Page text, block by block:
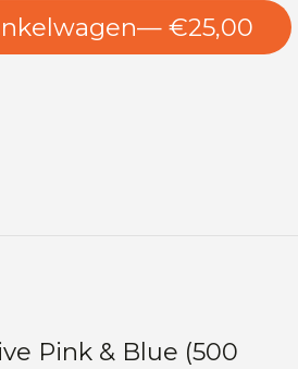
— €25,00
Pink & Blue (500